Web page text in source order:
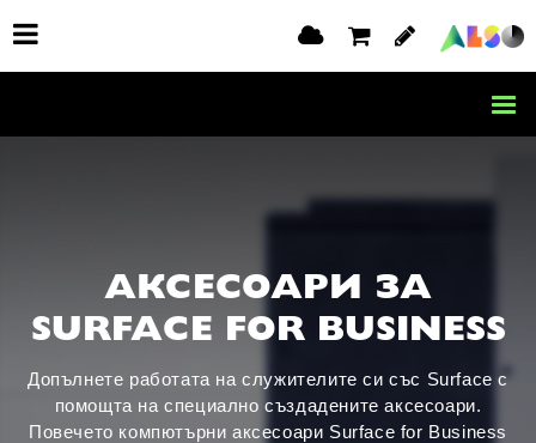
АКСЕСОАРИ ЗА
SURFACE FOR BUSINESS
Допълнете работата на служителите си със Surface с
помощта на специално създадените аксесоари.
Повечето компютърни аксесоари Surface for Business